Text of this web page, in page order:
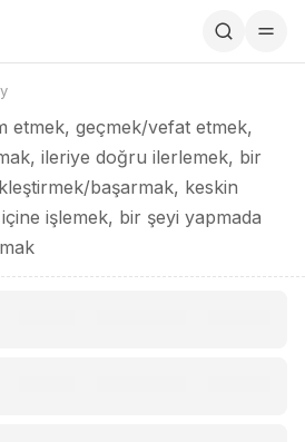
etmek, geçmek/vefat etmek,
ileriye doğru ilerlemek, bir
başarmak, keskin
işlemek, bir şeyi yapmada